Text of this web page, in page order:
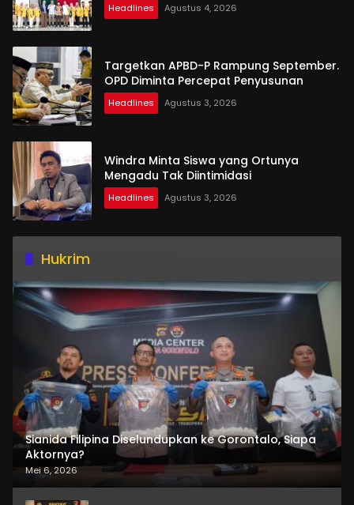
Headlines Agustus 4, 2026
Targetkan APBD-P Rampung September.
OPD Diminta Percepat Penyusunan
Headlines Agustus 3, 2026
Windra Minta Siswa yang Ortunya
Mengadu Tak Diintimidasi
Headlines Agustus 3, 2026
Hukrim
Sianida Filipina Diselundupkan ke Gorontalo, Siapa
Aktornya?
Mei 6, 2026